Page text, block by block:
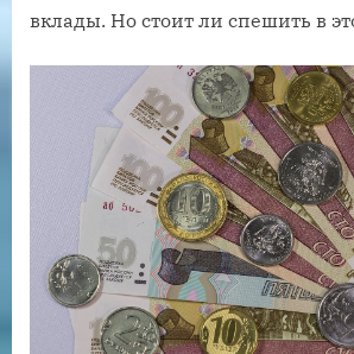
вклады. Но стоит ли спешить в